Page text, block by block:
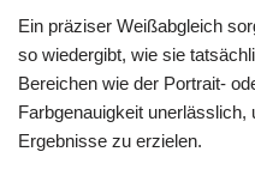
Ein präziser Weißabgleich
so wiedergibt, wie sie
Bereichen wie der Portrait-
Farbgenauigkeit
Ergebnisse zu erzielen.